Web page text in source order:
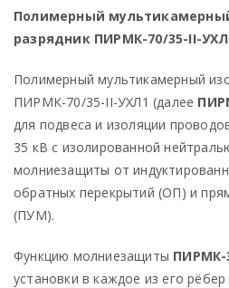
Полимерный
разрядник ПИРМК-70/35-II-
Полимерный мультикамерный
ПИРМК-70/35-II-УХЛ1 (далее
для подвеса и изоляции
35 кВ с изолированной
молниезащиты от
обратных перекрытий (ОП) и
(ПУМ).
Функцию молниезащиты ПИРМК-
установки в каждое из его рёбер